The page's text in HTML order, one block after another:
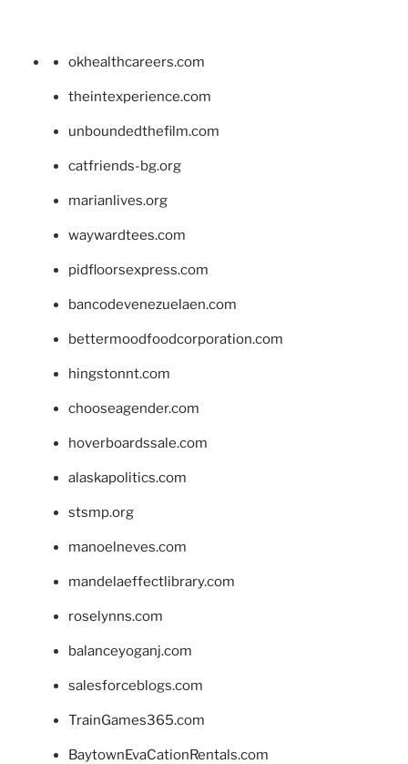
okhealthcareers.com
theintexperience.com
unboundedthefilm.com
catfriends-bg.org
marianlives.org
waywardtees.com
pidfloorsexpress.com
bancodevenezuelaen.com
bettermoodfoodcorporation.com
hingstonnt.com
chooseagender.com
hoverboardssale.com
alaskapolitics.com
stsmp.org
manoelneves.com
mandelaeffectlibrary.com
roselynns.com
balanceyoganj.com
salesforceblogs.com
TrainGames365.com
BaytownEvaCationRentals.com